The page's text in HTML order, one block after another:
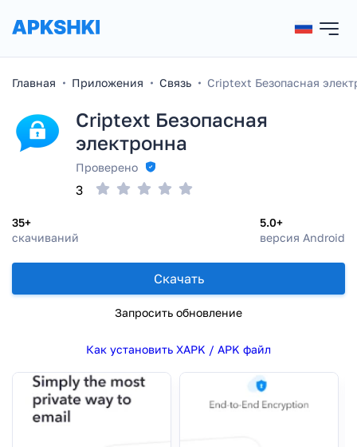
Главная Приложения Связь Criptext Безопасная
Criptext Безопасная
электронна
Проверено
35+
скачиваний
5.0+
версия Android
3
Скачать
Запросить обновление
Как установить XAPK / APK файл